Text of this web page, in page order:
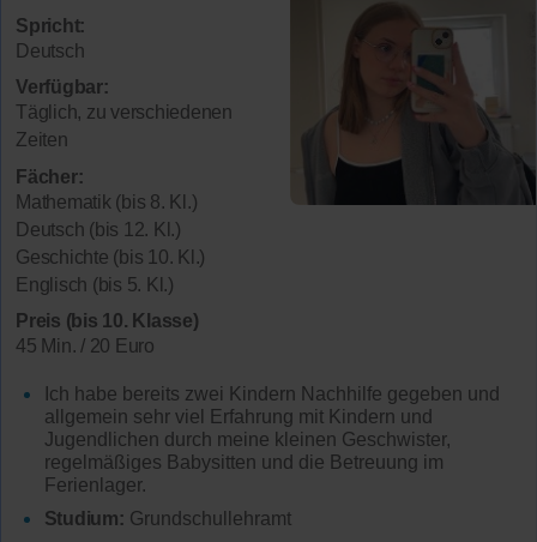
Spricht:
Deutsch
Verfügbar:
Täglich, zu verschiedenen
Zeiten
Fächer:
Mathematik (bis 8. Kl.)
Deutsch (bis 12. Kl.)
Geschichte (bis 10. Kl.)
Englisch (bis 5. Kl.)
Preis (bis 10. Klasse)
45 Min. / 20 Euro
Ich habe bereits zwei Kindern Nachhilfe gegeben und
allgemein sehr viel Erfahrung mit Kindern und
Jugendlichen durch meine kleinen Geschwister,
regelmäßiges Babysitten und die Betreuung im
Ferienlager.
Studium: Grundschullehramt